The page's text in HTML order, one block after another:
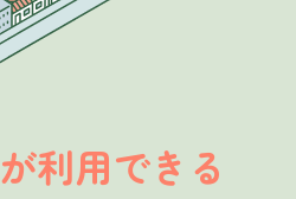
が利用できる